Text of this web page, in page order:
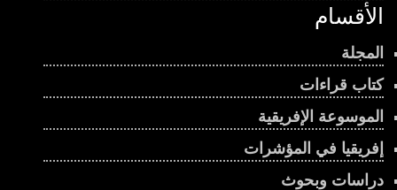
الأقسام
المجلة
كتاب قراءات
الموسوعة الإفريقية
إفريقيا في المؤشرات
دراسات وبحوث